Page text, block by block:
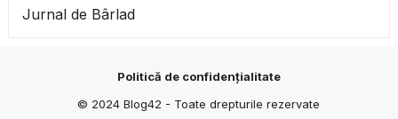
Jurnal de Bârlad
Politică de confidențialitate
© 2024Blog42 - Toate drepturile rezervate